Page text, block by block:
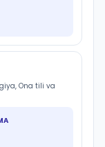
Ona tili va